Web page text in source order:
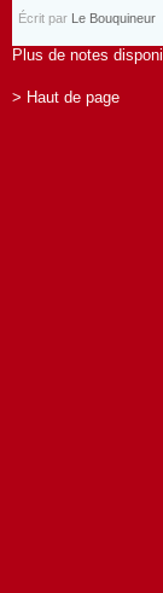
Écrit par Le Bouquineur
Plus de notes
> Haut de page